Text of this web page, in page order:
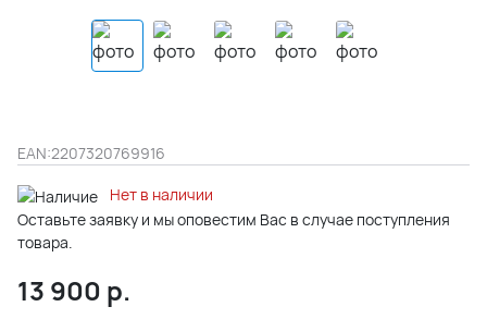
EAN:2207320769916
Нет в наличии
Оставьте заявку и мы оповестим Вас в случае поступления
товара.
13 900 р.